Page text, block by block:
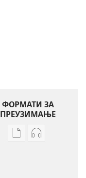
ФОРМАТИ ЗА
ПРЕУЗИМАЊЕ
ФорматиФормати